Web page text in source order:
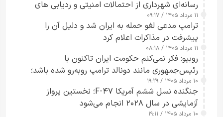
رسانه‌ای شهرداری از احتمالات امنیتی و ردیابی های
جاسوسی گفت
۱۱ مرداد ۱۴۰۵ / ۰۹:۱۷
ترامپ مدعی لغو حمله به ایران شد و دلیل آن را
پیشرفت در مذاکرات اعلام کرد
۱۱ مرداد ۱۴۰۵ / ۰۸:۱۸
روبیو: فکر نمی‌کنم حکومت ایران تاکنون با
رئیس‌جمهوری مانند دونالد ترامپ روبه‌رو شده باشد؛
کسی که واقعاً دست به اقدام می‌زند
۱۰ مرداد ۱۴۰۵ / ۱۹:۲۹
جنگنده نسل ششم آمریکا F-۴۷؛ نخستین پرواز
آزمایشی در سال ۲۰۲۸ انجام می‌شود
۱۰ مرداد ۱۴۰۵ / ۱۹:۱۱